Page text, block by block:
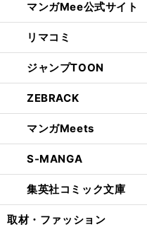
マンガMee公式サイト
リマコミ
ジャンプTOON
ZEBRACK
マンガMeets
S-MANGA
集英社コミック文庫
取材・ファッション